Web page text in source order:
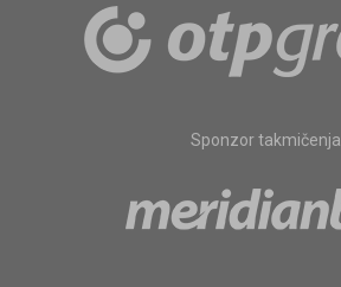
Sponzor takmičenja